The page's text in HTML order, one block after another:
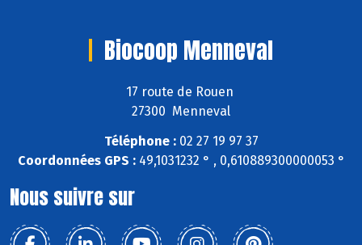
Biocoop Menneval
17 route de Rouen
27300 Menneval
Téléphone :02 27 19 97 37
Coordonnées GPS :49,1031232 ° , 0,610889300000053 °
Nous suivre sur